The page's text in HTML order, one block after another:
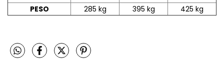
PESO
285 kg 395 kg 425 kg